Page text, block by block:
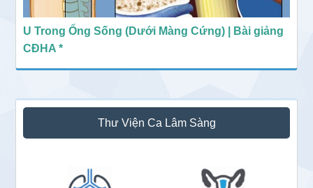
U Trong Ống Sống (Dưới Màng Cứng) | Bài giảng
CĐHA *
Thư Viện Ca Lâm Sàng